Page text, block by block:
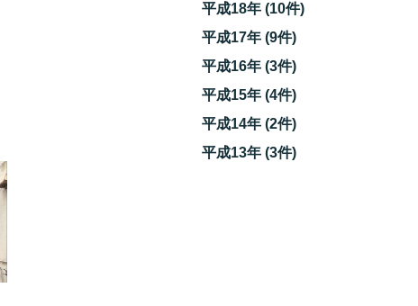
平成18年 (10件)
平成17年 (9件)
平成16年 (3件)
平成15年 (4件)
平成14年 (2件)
平成13年 (3件)